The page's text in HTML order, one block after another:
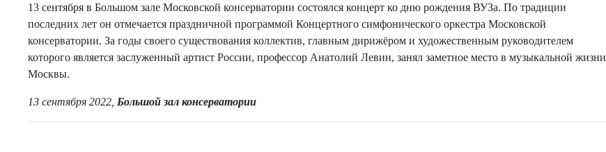
13 сентября в Большом зале Московской консерватории состоялся концерт ко дню рождения ВУЗа. По традиции
последних лет он отмечается праздничной программой Концертного симфонического оркестра Московской
консерватории. За годы своего существования коллектив, главным дирижёром и художественным руководителем
которого является заслуженный артист России, профессор Анатолий Левин, занял заметное место в музыкальной жизни
Москвы.
13 сентября 2022, Большой зал консерватории